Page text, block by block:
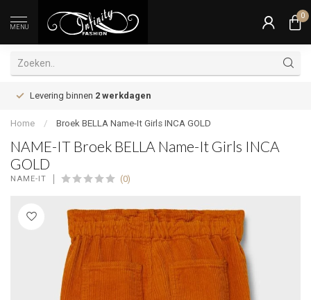
MENU
0
Levering binnen 2 werkdagen
Home / Broek BELLA Name-It Girls INCA GOLD
NAME-IT Broek BELLA Name-It Girls INCA
GOLD
NAME-IT (0)